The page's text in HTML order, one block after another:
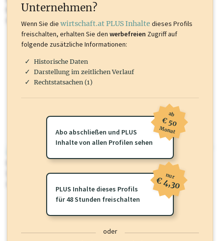
Marken, Patente, Rechtstatsachen, OTS-Aussendungen, und viele
mehr.
Für dieses Profil gibt es zusätzlichewirtschaft.at PLUS Inhalte
Sie momentan nicht einsehen können. Schalten Sie dieses Profil frei
oder loggen Sie sich ein um diese Inhalte zu sehen.
Unternehmen?
Wenn Sie die wirtschaft.at PLUS Inhalte dieses Profils
freischalten, erhalten Sie den werbefreien Zugriff auf
folgende zusätzliche Informationen:
Historische Daten
Darstellung im zeitlichen Verlauf
Rechtstatsachen (1)
Abo abschließen und PLUS
Inhalte von allen Profilen sehen
ab
€ 50
Monat
PLUS Inhalte dieses Profils
für 48 Stunden freischalten
nur
€ 4,30
oder